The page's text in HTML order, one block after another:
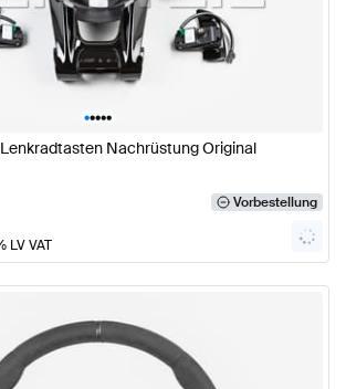
•••••
Nachrüstung Original
Vorbestellung
LV VAT